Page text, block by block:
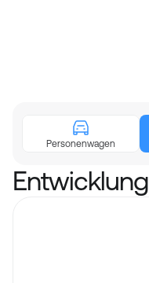
Personenwagen
Entwicklung